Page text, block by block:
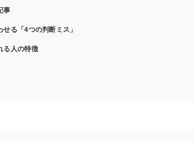
事
る「4つの判断ミス」
る人の特徴